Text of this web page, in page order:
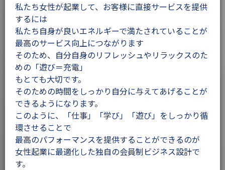
私たち女性が起業して、お客様に直接サービスを提供
するには
私たち自身が良いエネルギーで満たされていることが
最高のサービス向上につながります
そのため、自分自身のリフレッシュやリラックスのた
めの「遊び＝充電」
もとても大切です。
そのための時間をしっかり自分に与えてあげることが
できるようになります。
このように、「仕事」「学び」「遊び」をしっかり循
環させることで
最高のパフォーマンスを提供することができるのが
女性起業に最適化した独自の会員制ビジネス設計で
す。